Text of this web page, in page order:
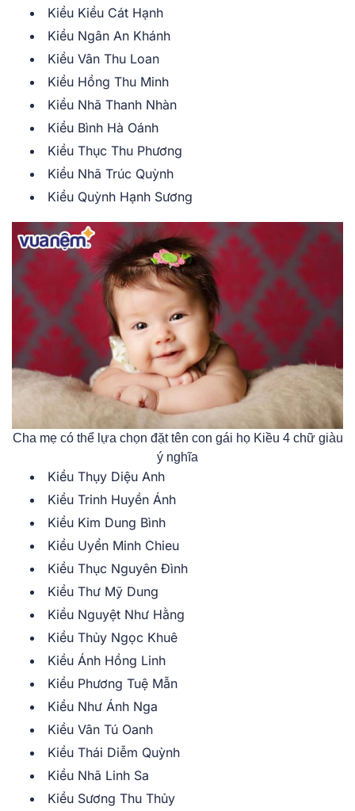
Kiều Kiều Cát Hạnh
Kiều Ngân An Khánh
Kiều Vân Thu Loan
Kiều Hồng Thu Minh
Kiều Nhã Thanh Nhàn
Kiều Bình Hà Oánh
Kiều Thục Thu Phương
Kiều Nhã Trúc Quỳnh
Kiều Quỳnh Hạnh Sương
Cha mẹ có thể lựa chọn đặt tên con gái họ Kiều 4 chữ giàu
ý nghĩa
Kiều Thụy Diệu Anh
Kiều Trinh Huyền Ánh
Kiều Kim Dung Bình
Kiều Uyển Minh Chieu
Kiều Thục Nguyên Đình
Kiều Thư Mỹ Dung
Kiều Nguyệt Như Hằng
Kiều Thủy Ngọc Khuê
Kiều Ánh Hồng Linh
Kiều Phương Tuệ Mẫn
Kiều Như Ánh Nga
Kiều Vân Tú Oanh
Kiều Thái Diễm Quỳnh
Kiều Nhã Linh Sa
Kiều Sương Thu Thủy